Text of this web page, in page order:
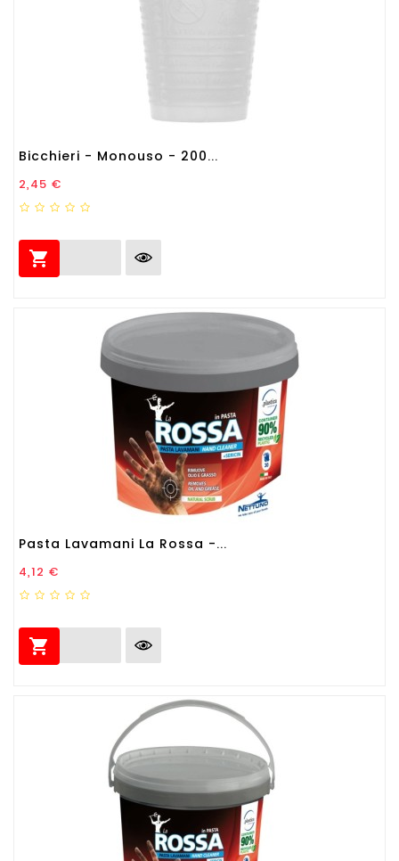
Bicchieri - Monouso - 200...
Prezzo
2,45 €

Pasta Lavamani La Rossa -...
Prezzo
4,12 €
